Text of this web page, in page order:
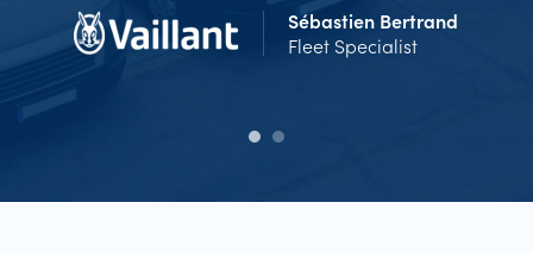
Sébastien Bertrand
Fleet Specialist